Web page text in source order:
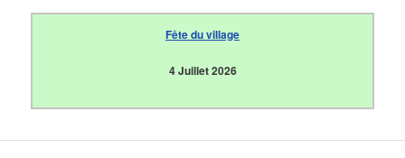
Fête du village
4 Juillet 2026